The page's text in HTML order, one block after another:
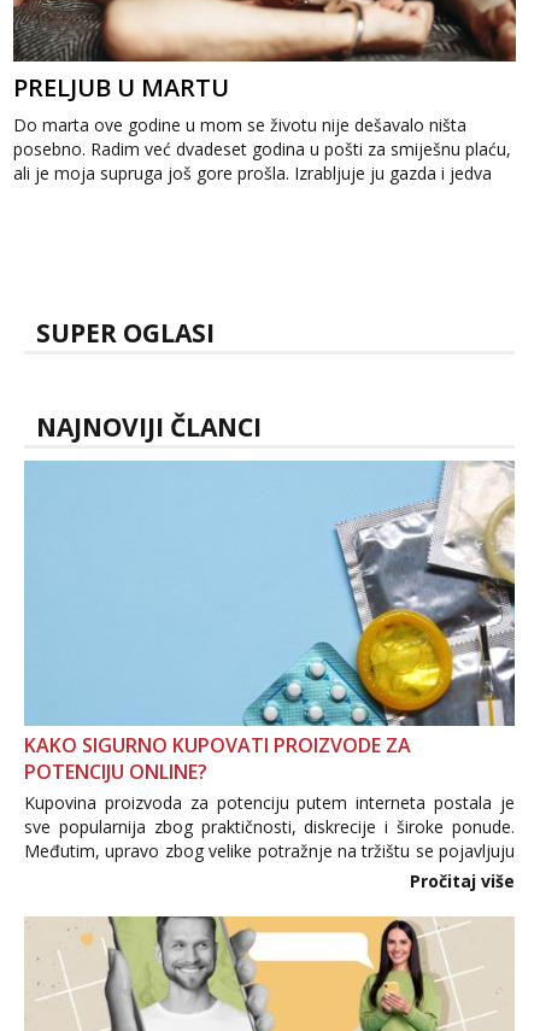
PRELJUB U MARTU
Do marta ove godine u mom se životu nije dešavalo ništa
posebno. Radim već dvadeset godina u pošti za smiješnu plaću,
ali je moja supruga još gore prošla. Izrabljuje ju gazda i jedva
SUPER OGLASI
NAJNOVIJI ČLANCI
KAKO SIGURNO KUPOVATI PROIZVODE ZA
POTENCIJU ONLINE?
Kupovina proizvoda za potenciju putem interneta postala je
sve popularnija zbog praktičnosti, diskrecije i široke ponude.
Međutim, upravo zbog velike potražnje na tržištu se pojavljuju
i brojni krivotvoreni proizvodi, nepouzdane internetske
Pročitaj više